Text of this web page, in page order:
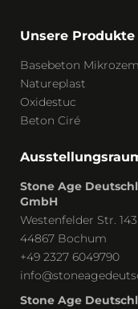
Unsere Produkte
Basebeton
Natureplast
Oxidestuc
Beton Ciré
Stone Age
GmbH
Westenfelder Str. 143
44867 Bochum
+49 2327 6049790
Stone Age